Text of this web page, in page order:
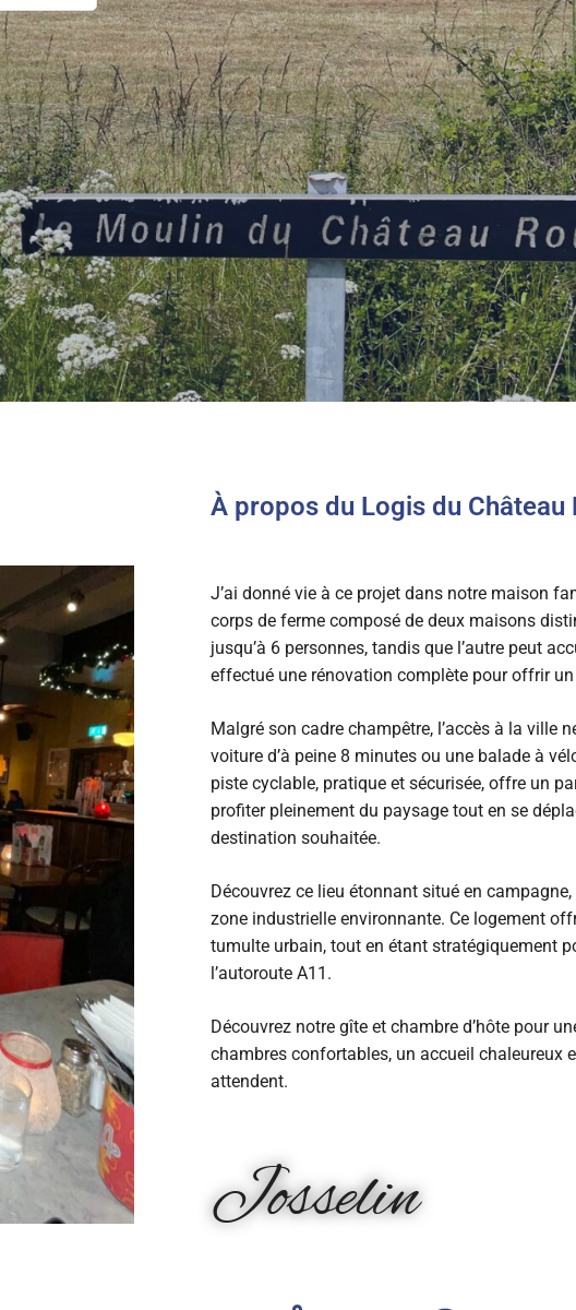
À propos du Logis du Château
J’ai donné vie à ce projet dans notre maison
corps de ferme composé de deux maisons
jusqu’à 6 personnes, tandis que l’autre peut
effectué une rénovation complète pour offrir
Malgré son cadre champêtre, l’accès à la ville
voiture d’à peine 8 minutes ou une balade à
piste cyclable, pratique et sécurisée, offre un
profiter pleinement du paysage tout en se
destination souhaitée.
Découvrez ce lieu étonnant situé en
zone industrielle environnante. Ce logement
tumulte urbain, tout en étant stratégiquement
l’autoroute A11.
Découvrez notre gîte et chambre d’hôte pour
chambres confortables, un accueil chaleureux
attendent.
Josselin